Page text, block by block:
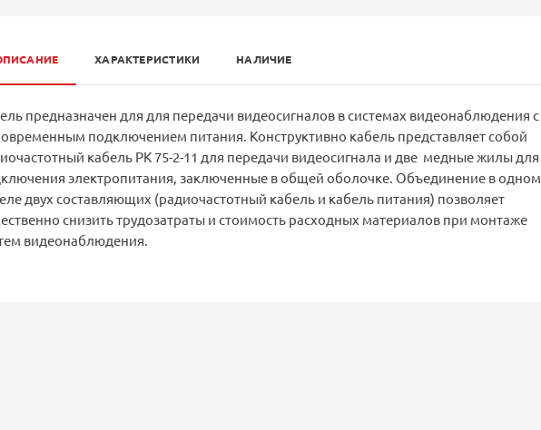
ХАРАКТЕРИСТИКИ НАЛИЧИЕ
предназначен для для передачи видеосигналов в системах видеонаблюдения с
подключением питания. Конструктивно кабель представляет собой
кабель РК 75-2-11 для передачи видеосигнала и две медные жилы для
электропитания, заключенные в общей оболочке. Объединение в одном
двух составляющих (радиочастотный кабель и кабель питания) позволяет
снизить трудозатраты и стоимость расходных материалов при монтаже
видеонаблюдения.